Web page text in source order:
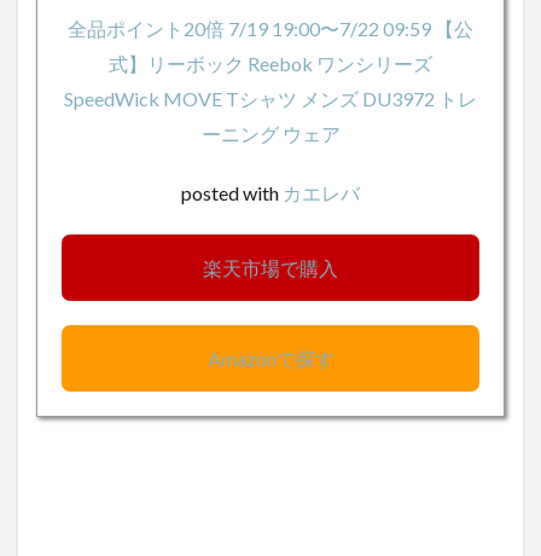
全品ポイント20倍 7/19 19:00〜7/22 09:59 【公
式】リーボック Reebok ワンシリーズ
SpeedWick MOVE Tシャツ メンズ DU3972 トレ
ーニング ウェア
posted with カエレバ
楽天市場で購入
Amazonで探す